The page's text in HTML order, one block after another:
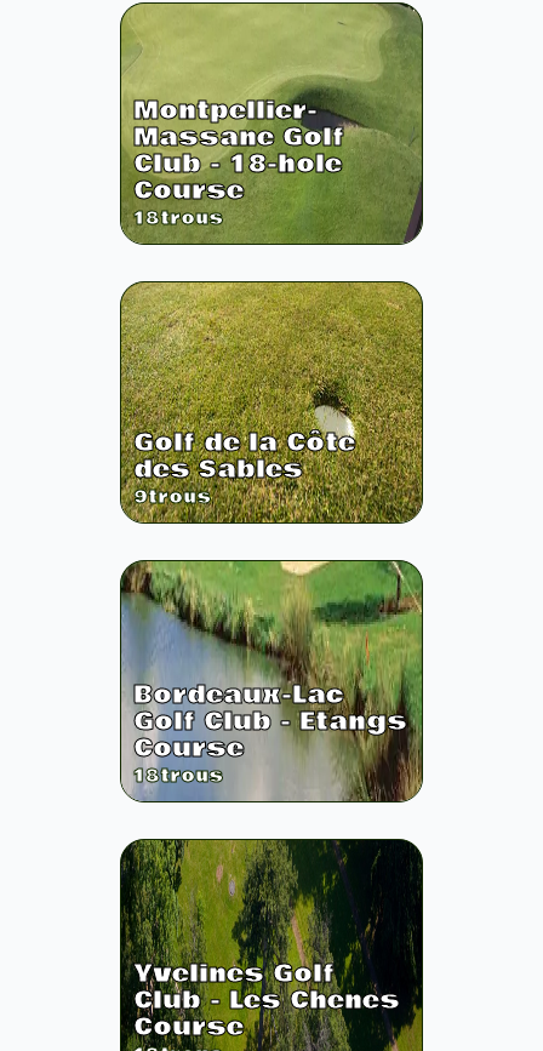
Montpellier-
Massane Golf
Club - 18-hole
Course
18trous
Golf de la Côte
des Sables
9trous
Bordeaux-Lac
Golf Club - Etangs
Course
18trous
Yvelines Golf
Club - Les Chenes
Course